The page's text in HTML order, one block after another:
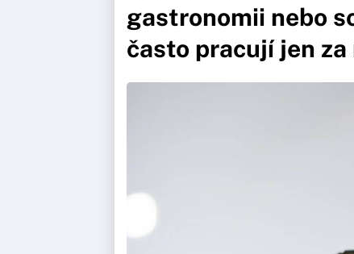
gastronomii nebo
často pracují jen